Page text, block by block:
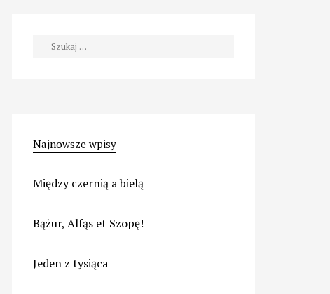
Szukaj:
Najnowsze wpisy
Między czernią a bielą
Bążur, Alfąs et Szopę!
Jeden z tysiąca